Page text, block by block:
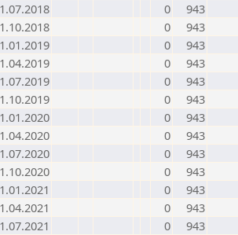
0
943
0
943
0
943
0
943
0
943
0
943
0
943
0
943
0
943
0
943
0
943
0
943
0
943